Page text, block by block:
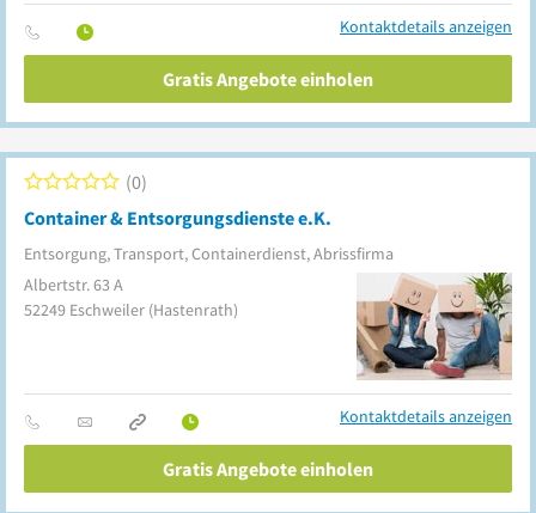
Kontaktdetails anzeigen
Gratis Angebote einholen
Container & Entsorgungsdienste e.K.
Entsorgung, Transport, Containerdienst, Abrissfirma
0
Albertstr. 63 A
52249 Eschweiler (Hastenrath)
Kontaktdetails anzeigen
Gratis Angebote einholen